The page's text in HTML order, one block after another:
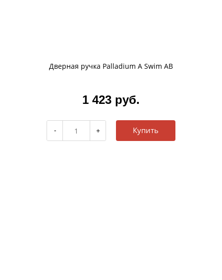
Дверная ручка Palladium A Swim AB
1 423 руб.
Купить